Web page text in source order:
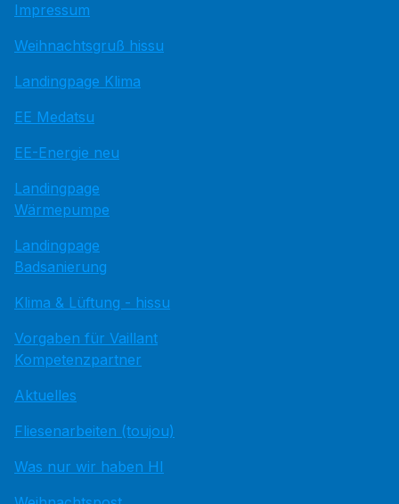
Impressum
Weihnachtsgruß hissu
Landingpage Klima
EE Medatsu
EE-Energie neu
Landingpage
Wärmepumpe
Landingpage
Badsanierung
Klima & Lüftung - hissu
Vorgaben für Vaillant
Kompetenzpartner
Aktuelles
Fliesenarbeiten (toujou)
Was nur wir haben HI